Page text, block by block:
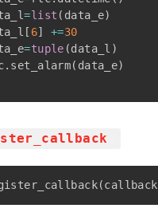
=list ( data_e)
[ 6] +=30
=tuple (data_l )
. set_alarm( data_e)
(callback